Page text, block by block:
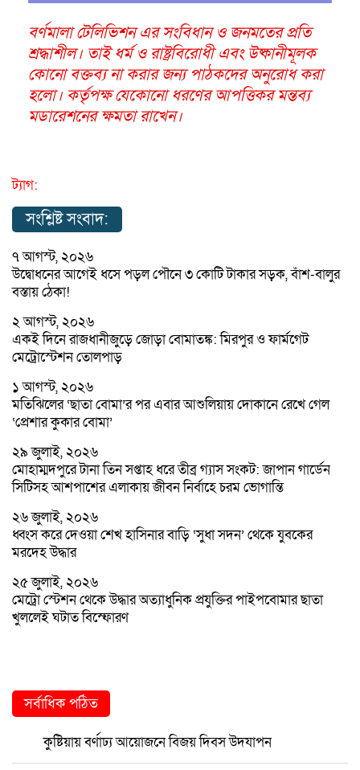
বর্ণমালা টেলিভিশন এর সংবিধান ও জনমতের প্রতি
শ্রদ্ধাশীল। তাই ধর্ম ও রাষ্ট্রবিরোধী এবং উষ্কানীমূলক
কোনো বক্তব্য না করার জন্য পাঠকদের অনুরোধ করা
হলো। কর্তৃপক্ষ যেকোনো ধরণের আপত্তিকর মন্তব্য
মডারেশনের ক্ষমতা রাখেন।
ট্যাগ:
সংশ্লিষ্ট সংবাদ:
৭ আগস্ট, ২০২৬
উদ্বোধনের আগেই ধসে পড়ল পৌনে ৩ কোটি টাকার সড়ক, বাঁশ-বালুর
বস্তায় ঠেকা!
২ আগস্ট, ২০২৬
একই দিনে রাজধানীজুড়ে জোড়া বোমাতঙ্ক: মিরপুর ও ফার্মগেট
মেট্রোস্টেশন তোলপাড়
১ আগস্ট, ২০২৬
মতিঝিলের ‘ছাতা বোমা’র পর এবার আশুলিয়ায় দোকানে রেখে গেল
‘প্রেশার কুকার বোমা’
২৯ জুলাই, ২০২৬
মোহাম্মদপুরে টানা তিন সপ্তাহ ধরে তীব্র গ্যাস সংকট: জাপান গার্ডেন
সিটিসহ আশপাশের এলাকায় জীবন নির্বাহে চরম ভোগান্তি
২৬ জুলাই, ২০২৬
ধ্বংস করে দেওয়া শেখ হাসিনার বাড়ি ‘সুধা সদন’ থেকে যুবকের
মরদেহ উদ্ধার
২৫ জুলাই, ২০২৬
মেট্রো স্টেশন থেকে উদ্ধার অত্যাধুনিক প্রযুক্তির পাইপবোমার ছাতা
খুললেই ঘটাত বিস্ফোরণ
সর্বাধিক পঠিত
কুষ্টিয়ায় বর্ণাঢ্য আয়োজনে বিজয় দিবস উদযাপন